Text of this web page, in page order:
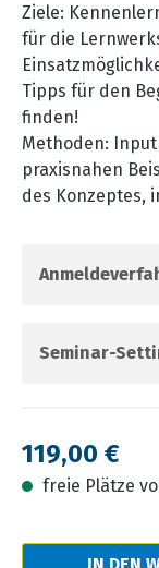
Ziele:
für die
Tipps für den
finden!
Methoden:
praxisnahen
des Konzeptes,
Seminar-
Regulärer Preis:
119,00 €
freie Plätze